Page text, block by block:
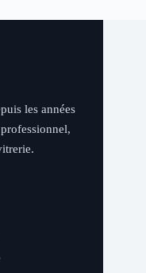
les années